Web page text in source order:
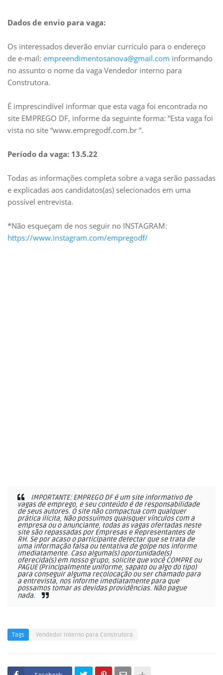
Dados de envio para vaga:
Os interessados deverão enviar currículo para o endereço
de e-mail: empreendimentosanova@gmail.com informando
no assunto o nome da vaga Vendedor interno para
Construtora.
É imprescindível informar que esta vaga foi encontrada no
site EMPREGO DF, informe da seguinte forma: “Esta vaga foi
vista no site “www.empregodf.com.br “.
Período da vaga: 13.5.22
Todas as informações completa sobre a vaga serão passadas
e explicadas aos candidatos(as) selecionados em uma
possível entrevista.
*Não esqueçam de nos seguir no INSTAGRAM:
https://www.instagram.com/empregodf/
IMPORTANTE: EMPREGO DF é um site informativo de
vagas de emprego, e seu conteúdo é de responsabilidade
de seus autores. O site não compactua com qualquer
prática ilícita, Não possuímos quaisquer vínculos com a
empresa ou o anunciante, todas as vagas ofertadas neste
site são repassadas por Empresas e Representantes de
RH. Se por acaso o participante detectar que se trata de
uma informação falsa ou tentativa de golpe nos informe
imediatamente. Caso alguma(s) oportunidade(s)
oferecida(s) em nosso grupo, solicite que você COMPRE ou
PAGUE (Principalmente uniforme, sapato ou algo do tipo)
para conseguir alguma recolocação ou ser chamado para
a entrevista, nos informe imediatamente para que
possamos tomar as devidas providências. Não pague
nada.
Tags Vendedor interno para Construtora